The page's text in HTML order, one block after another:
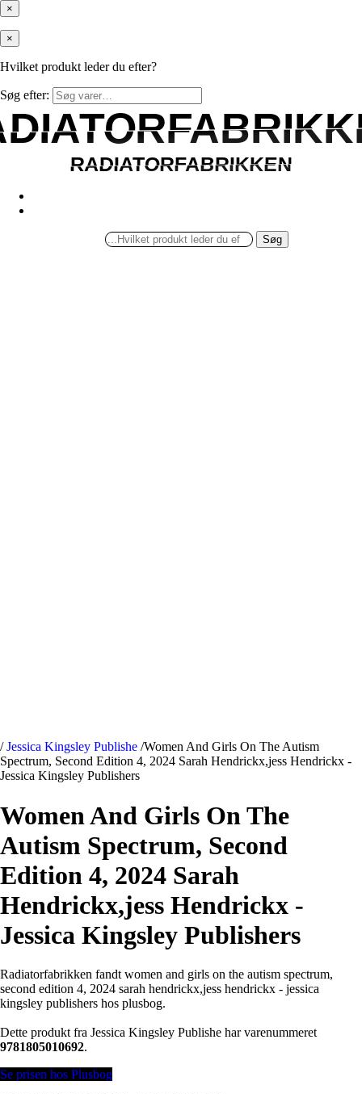
×
×
Hvilket produkt leder du efter?
Søg efter:
RADIATORFABRIKKEN
RADIATORFABRIKKEN
Søg
/ Jessica Kingsley Publishe /Women And Girls On The Autism
Spectrum, Second Edition 4, 2024 Sarah Hendrickx,jess Hendrickx -
Jessica Kingsley Publishers
Women And Girls On The
Autism Spectrum, Second
Edition 4, 2024 Sarah
Hendrickx,jess Hendrickx -
Jessica Kingsley Publishers
Radiatorfabrikken fandt women and girls on the autism spectrum,
second edition 4, 2024 sarah hendrickx,jess hendrickx - jessica
kingsley publishers hos plusbog.
Dette produkt fra Jessica Kingsley Publishe har varenummeret
9781805010692.
Se prisen hos Plusbog